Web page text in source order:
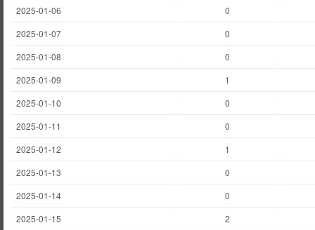
2025-01-06
0
2025-01-07
0
2025-01-08
0
2025-01-09
1
2025-01-10
0
2025-01-11
0
2025-01-12
1
2025-01-13
0
2025-01-14
0
2025-01-15
2